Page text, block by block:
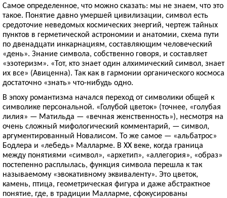
Самое определенное, что можно сказать: мы не знаем, что это
такое. Понятие давно умершей цивилизации, символ есть
средоточие неведомых космических энергий, чертеж тайных
пунктов в герметической астрономии и анатомии, схема пути
по двенадцати инкарнациям, составляющим человеческий
«день». Знание символа, собственно говоря, и составляет
«эзотеризм». «Тот, кто знает один алхимический символ, знает
их все» (Авиценна). Так как в гармонии органического космоса
достаточно «знать» что-нибудь одно.
В эпоху романтизма начался переход от символики общей к
символике персональной. «Голубой цветок» (точнее, «голубая
лилия» — Матильда — «вечная женственность»), несмотря на
очень сложный мифологический комментарий, — символ,
аргументированный Новалисом. То же самое — «альбатрос»
Бодлера и «лебедь» Малларме. В XX веке, когда граница
между понятиями «символ», «архетип», «аллегория», «образ»
постепенно расплылась, функция символа перешла к так
называемому «эвокативному эквиваленту». Это цветок,
камень, птица, геометрическая фигура и даже абстрактное
понятие, где, в традиции Малларме, сфокусированы